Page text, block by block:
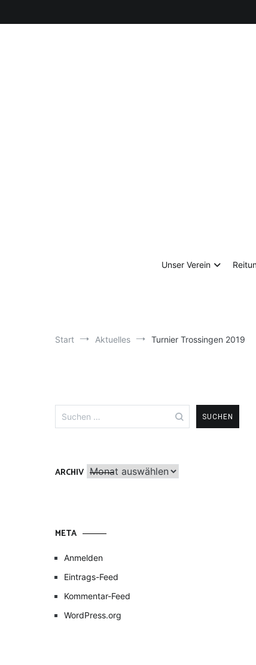
Unser Verein
Start Aktuelles Turnier Trossingen 2019
nach:
ARCHIV Archiv
META
Anmelden
Eintrags-Feed
Kommentar-Feed
WordPress.org